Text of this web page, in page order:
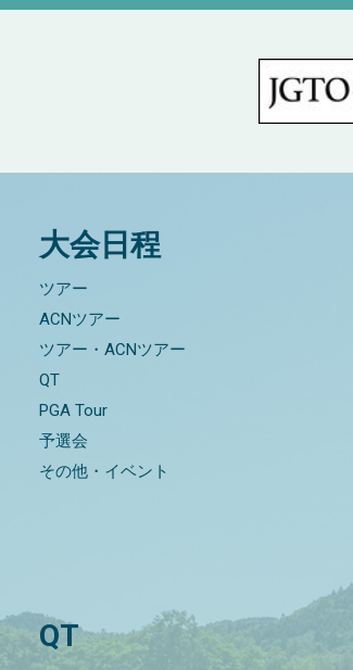
大会日程
ツアー
ACNツアー
ツアー・ACNツアー
QT
PGA Tour
予選会
その他・イベント
QT